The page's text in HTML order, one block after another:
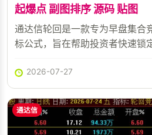
起爆点 副图排序 源码 贴图
通达信轮回是一款专为早盘集合
标公式，旨在帮助投资者快速锁
2026-07-27
通达信